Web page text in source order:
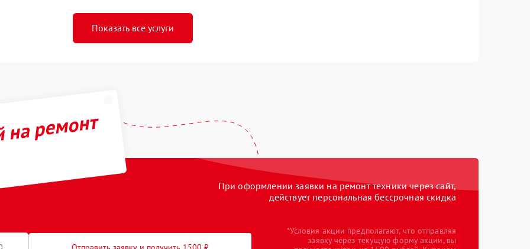
Показать все услуги
ремонт
При оформлении заявки на ремонт техники через сайт,
действует персональная бессрочная скидка
*Условия акции предполагают, что отправляя
заявку через текущую форму акции, вы